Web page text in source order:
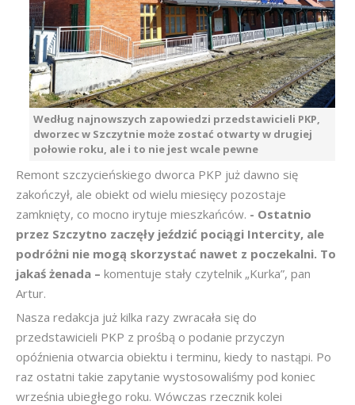
Według najnowszych zapowiedzi przedstawicieli PKP,
dworzec w Szczytnie może zostać otwarty w drugiej
połowie roku, ale i to nie jest wcale pewne
Remont szczycieńskiego dworca PKP już dawno się
zakończył, ale obiekt od wielu miesięcy pozostaje
zamknięty, co mocno irytuje mieszkańców. - Ostatnio
przez Szczytno zaczęły jeździć pociągi Intercity, ale
podróżni nie mogą skorzystać nawet z poczekalni. To
jakaś żenada – komentuje stały czytelnik „Kurka”, pan
Artur.
Nasza redakcja już kilka razy zwracała się do
przedstawicieli PKP z prośbą o podanie przyczyn
opóźnienia otwarcia obiektu i terminu, kiedy to nastąpi. Po
raz ostatni takie zapytanie wystosowaliśmy pod koniec
września ubiegłego roku. Wówczas rzecznik kolei